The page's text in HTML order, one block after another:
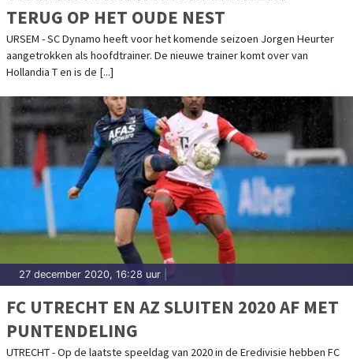
TERUG OP HET OUDE NEST
URSEM - SC Dynamo heeft voor het komende seizoen Jorgen Heurter
aangetrokken als hoofdtrainer. De nieuwe trainer komt over van
Hollandia T en is de [...]
27 december 2020, 16:28 uur
FC UTRECHT EN AZ SLUITEN 2020 AF MET
PUNTENDELING
UTRECHT - Op de laatste speeldag van 2020 in de Eredivisie hebben FC